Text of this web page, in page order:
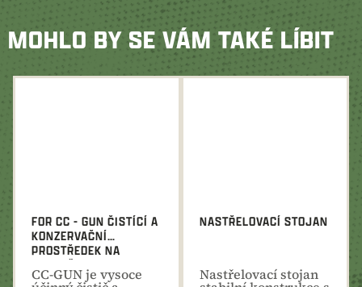
MOHLO BY SE VÁM TAKÉ LÍBIT
FOR CC - GUN ČISTÍCÍ A
KONZERVAČNÍ
PROSTŘEDEK NA
ZBRANĚ 250 ML
CC-GUN je vysoce
NASTŘELOVACÍ STOJAN
Nastřelovací stojan